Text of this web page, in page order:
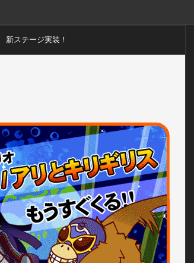
新ステージ実装！